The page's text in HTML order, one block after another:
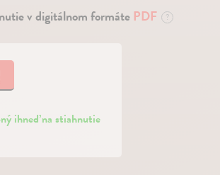
v digitálnom formáte PDF ?
ihneď na stiahnutie